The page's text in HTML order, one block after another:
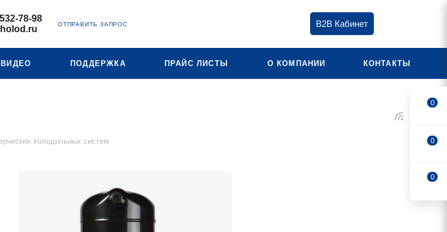
78-98
ОТПРАВИТЬ ЗАПРОС B2B Кабинет
ПОДДЕРЖКА ПРАЙС ЛИСТЫ О КОМПАНИИ КОНТАКТЫ
холодильных систем
0
0
0